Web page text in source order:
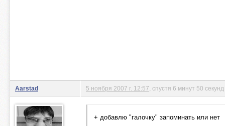
Aarstad 5 ноября 2007 г. 12:57 , спустя 6 минут 50 секунд
+ добавлю "галочку" запоминать или нет